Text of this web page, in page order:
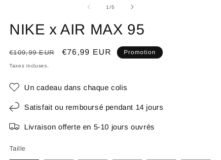
1/de
5
NIKE x AIR MAX 95
Prix
habituel
€109,99 EUR
Prix
€76,99 EUR Promotion
Taxes incluses.
Un cadeau dans chaque colis
Satisfait ou remboursé pendant 14 jours
Livraison offerte en 5-10 jours ouvrés
Taille